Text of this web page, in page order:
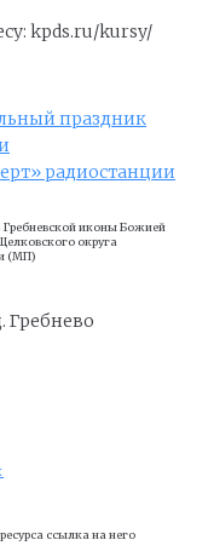
kpds.ru/kursy/
праздник
радиостанции
иконы Божией
округа
(МП)
Гребнево
ссылка на него